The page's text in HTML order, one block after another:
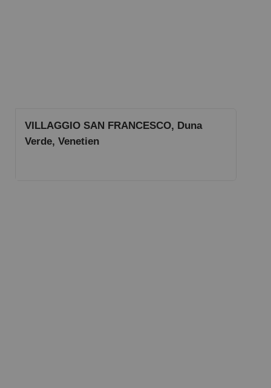
VILLAGGIO SAN FRANCESCO, Duna
Verde, Venetien